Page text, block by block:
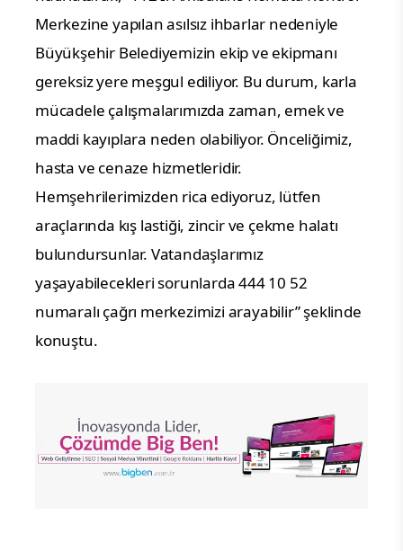
Merkezine yapılan asılsız ihbarlar nedeniyle
Büyükşehir Belediyemizin ekip ve ekipmanı
gereksiz yere meşgul ediliyor. Bu durum, karla
mücadele çalışmalarımızda zaman, emek ve
maddi kayıplara neden olabiliyor. Önceliğimiz,
hasta ve cenaze hizmetleridir.
Hemşehrilerimizden rica ediyoruz, lütfen
araçlarında kış lastiği, zincir ve çekme halatı
bulundursunlar. Vatandaşlarımız
yaşayabilecekleri sorunlarda 444 10 52
numaralı çağrı merkezimizi arayabilir” şeklinde
konuştu.